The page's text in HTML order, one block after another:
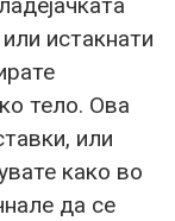
истакнати
тело. Ова
или
како во
да се